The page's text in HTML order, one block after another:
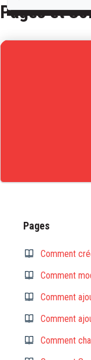
Pages et
Pages
Comment
Comment
Comment
Comment
Comment